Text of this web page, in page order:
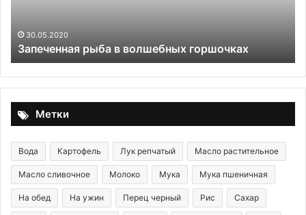
30.05.2020
Запеченная рыба в волшебных горшочках
и
Метки
Вода Картофель Лук репчатый Масло растительное
Масло сливочное Молоко Мука Мука пшеничная
На обед На ужин Перец черный Рис Сахар